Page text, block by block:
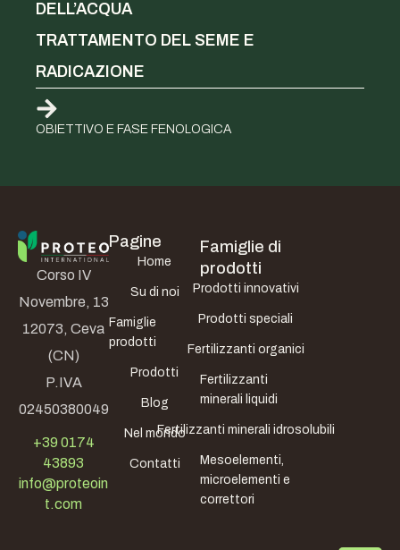
DELL’ACQUA
TRATTAMENTO DEL SEME E
RADICAZIONE
OBIETTIVO E FASE FENOLOGICA
Corso IV
Novembre, 13
12073, Ceva
(CN)
P.IVA
02450380049
+39 0174
43893
info@proteoin
t.com
Pagine
Home
Su di noi
Famiglie
prodotti
Prodotti
Blog
Nel mondo
Contatti
Famiglie di
prodotti
Prodotti innovativi
Prodotti speciali
Fertilizzanti organici
Fertilizzanti
minerali liquidi
Fertilizzanti minerali idrosolubili
Mesoelementi,
microelementi e
correttori